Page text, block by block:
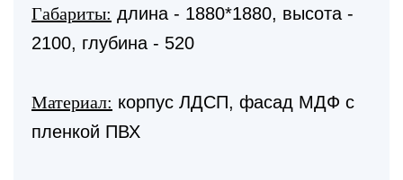
Габариты: длина - 1880*1880, высота -
2100, глубина - 520
Материал: корпус ЛДСП, фасад МДФ с
пленкой ПВХ